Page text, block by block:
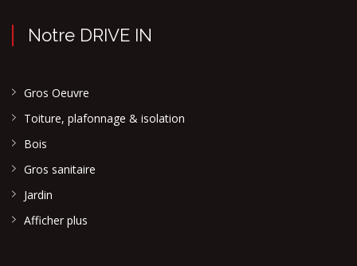
Notre DRIVE IN
Gros Oeuvre
Toiture, plafonnage & isolation
Bois
Gros sanitaire
Jardin
Afficher plus